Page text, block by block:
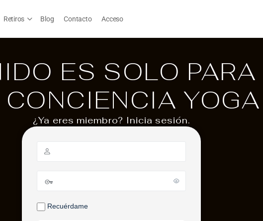
Retiros Blog Contacto Acceso
ES SOLO
CONCIENCIA YOGA
¿Ya eres miembro? Inicia sesión.
Recuérdame